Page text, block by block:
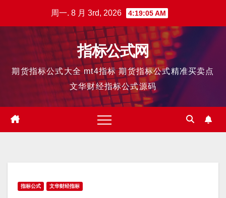
周一. 8 月 3rd, 2026 4:19:06 AM
指标公式网
期货指标公式大全 mt4指标 期货指标公式精准买卖点
文华财经指标公式源码
指标公式 文华财经指标